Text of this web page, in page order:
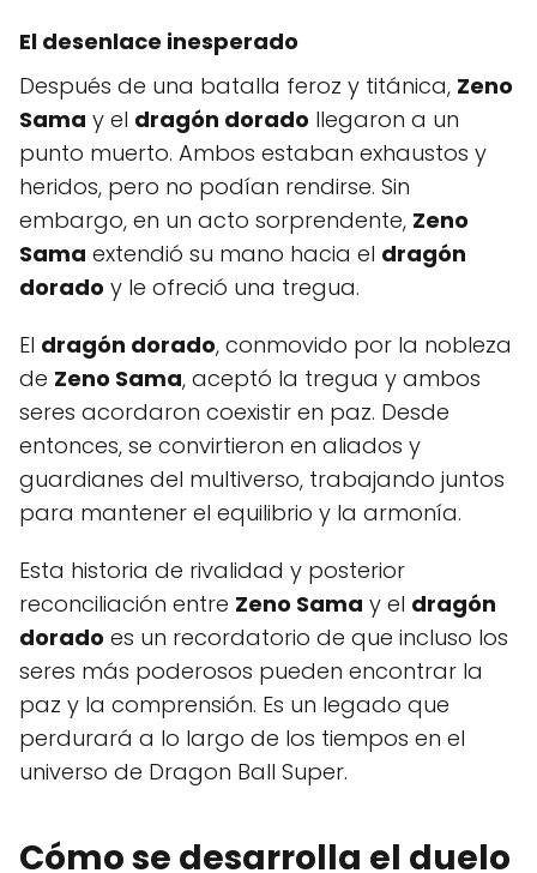
El desenlace inesperado
Después de una batalla feroz y titánica, Zeno
Sama y el dragón dorado llegaron a un
punto muerto. Ambos estaban exhaustos y
heridos, pero no podían rendirse. Sin
embargo, en un acto sorprendente, Zeno
Sama extendió su mano hacia el dragón
dorado y le ofreció una tregua.
El dragón dorado, conmovido por la nobleza
de Zeno Sama, aceptó la tregua y ambos
seres acordaron coexistir en paz. Desde
entonces, se convirtieron en aliados y
guardianes del multiverso, trabajando juntos
para mantener el equilibrio y la armonía.
Esta historia de rivalidad y posterior
reconciliación entre Zeno Sama y el dragón
dorado es un recordatorio de que incluso los
seres más poderosos pueden encontrar la
paz y la comprensión. Es un legado que
perdurará a lo largo de los tiempos en el
universo de Dragon Ball Super.
Cómo se desarrolla el duelo